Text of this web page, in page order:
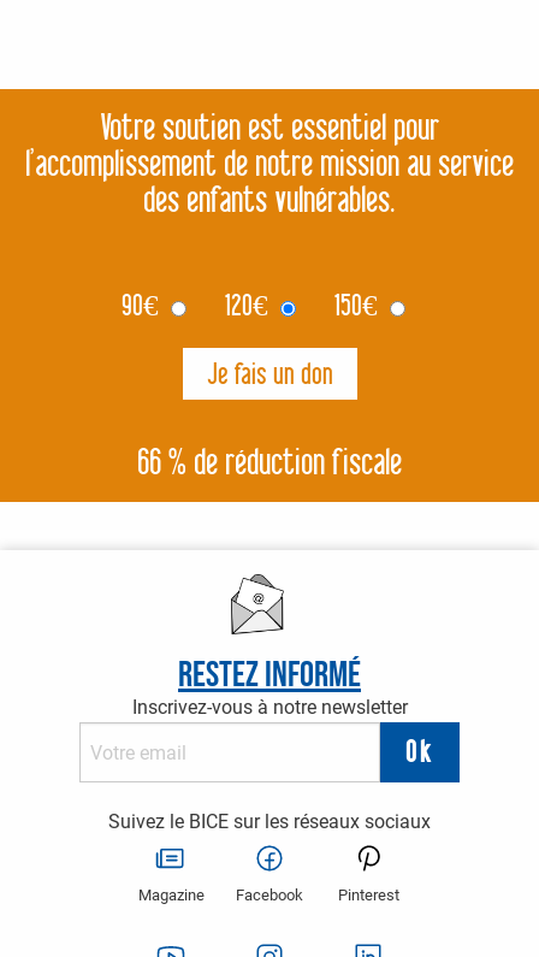
Votre soutien est essentiel pour
l’accomplissement de notre mission au service
des enfants vulnérables.
90€ 120€ 150€
66 % de réduction fiscale
Restez informé
Inscrivez-vous à notre newsletter
Suivez le BICE sur les réseaux sociaux
Magazine Facebook Pinterest